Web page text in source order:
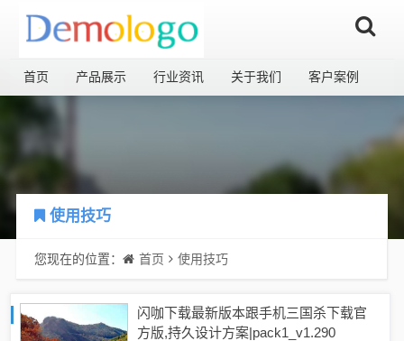
首页 产品展示 行业资讯 关于我们 客户案例
使用技巧
您现在的位置： 首页 使用技巧
闪咖下载最新版本跟手机三国杀下载官
方版,持久设计方案|pack1_v1.290